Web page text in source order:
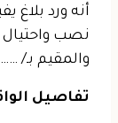
أنه ورد بلاغ
نصب
والمقيم بـ/
تفاصيل